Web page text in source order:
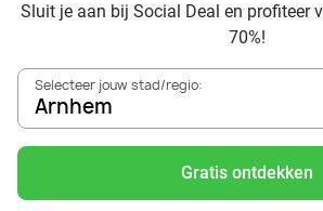
Sluit je aan bij Social Deal en profiteer
70%!
Selecteer jouw stad/regio:
Arnhem
Gratis ontdekken
omgeving
Voordelig genieten bij Sunparks met
Ervaar de warme sfeer van het Douwe
Met hoge korting naar de zonnebank in
Skiën met korting in Arnhem? Ontdek
en indoor skibanen
Schaatsen in Arnhem en omgeving
Holiday on Ice tickets met korting in